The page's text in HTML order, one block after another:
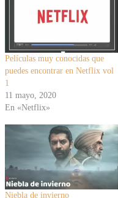
Películas muy conocidas que
puedes encontrar en Netflix vol
1
11 mayo, 2020
En «Netflix»
Niebla de invierno